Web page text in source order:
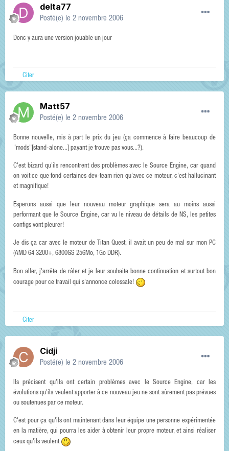
delta77
Posté(e) le 2 novembre 2006
Donc y aura une version jouable un jour
Citer
Matt57
Posté(e) le 2 novembre 2006
Bonne nouvelle, mis à part le prix du jeu (ça commence à faire beaucoup de
"mods"[stand-alone...] payant je trouve pas vous...?).
C'est bizard qu'ils rencontrent des problèmes avec le Source Engine, car quand
on voit ce que fond certaines dev-team rien qu'avec ce moteur, c'est hallucinant
et magnifique!
Esperons aussi que leur nouveau moteur graphique sera au moins aussi
performant que le Source Engine, car vu le niveau de détails de NS, les petites
configs vont pleurer!
Je dis ça car avec le moteur de Titan Quest, il avait un peu de mal sur mon PC
(AMD 64 3200+, 6800GS 256Mo, 1Go DDR).
Bon aller, j'arrête de râler et je leur souhaite bonne continuation et surtout bon
courage pour ce travail qui s'annonce colossale!
Citer
Cidji
Posté(e) le 2 novembre 2006
Ils précisent qu'ils ont certain problèmes avec le Source Engine, car les
évolutions qu'ils veulent apporter à ce nouveau jeu ne sont sûrement pas prévues
ou soutenues par ce moteur.
C'est pour ça qu'ils ont maintenant dans leur équipe une personne expérimentée
en la matière, qui pourra les aider à obtenir leur propre moteur, et ainsi réaliser
ceux qu'ils veulent